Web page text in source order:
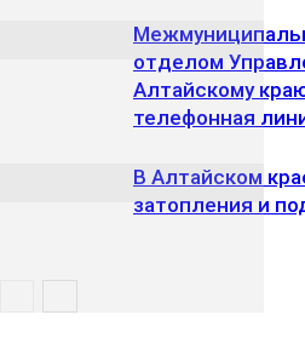
отделом
Алтайскому
телефонная
В Алтайском
затопления и